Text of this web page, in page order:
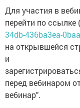
перейти по ссылке (
34db-436ba3ea-
на открывшейся
и
перед вебинаром
вебинар".